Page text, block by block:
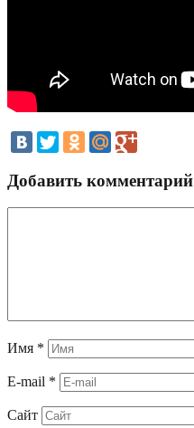
Добавить комментарий
Имя *
E-mail *
Сайт